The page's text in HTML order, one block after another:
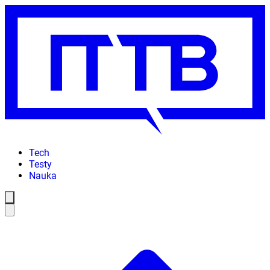
Tech
Testy
Nauka